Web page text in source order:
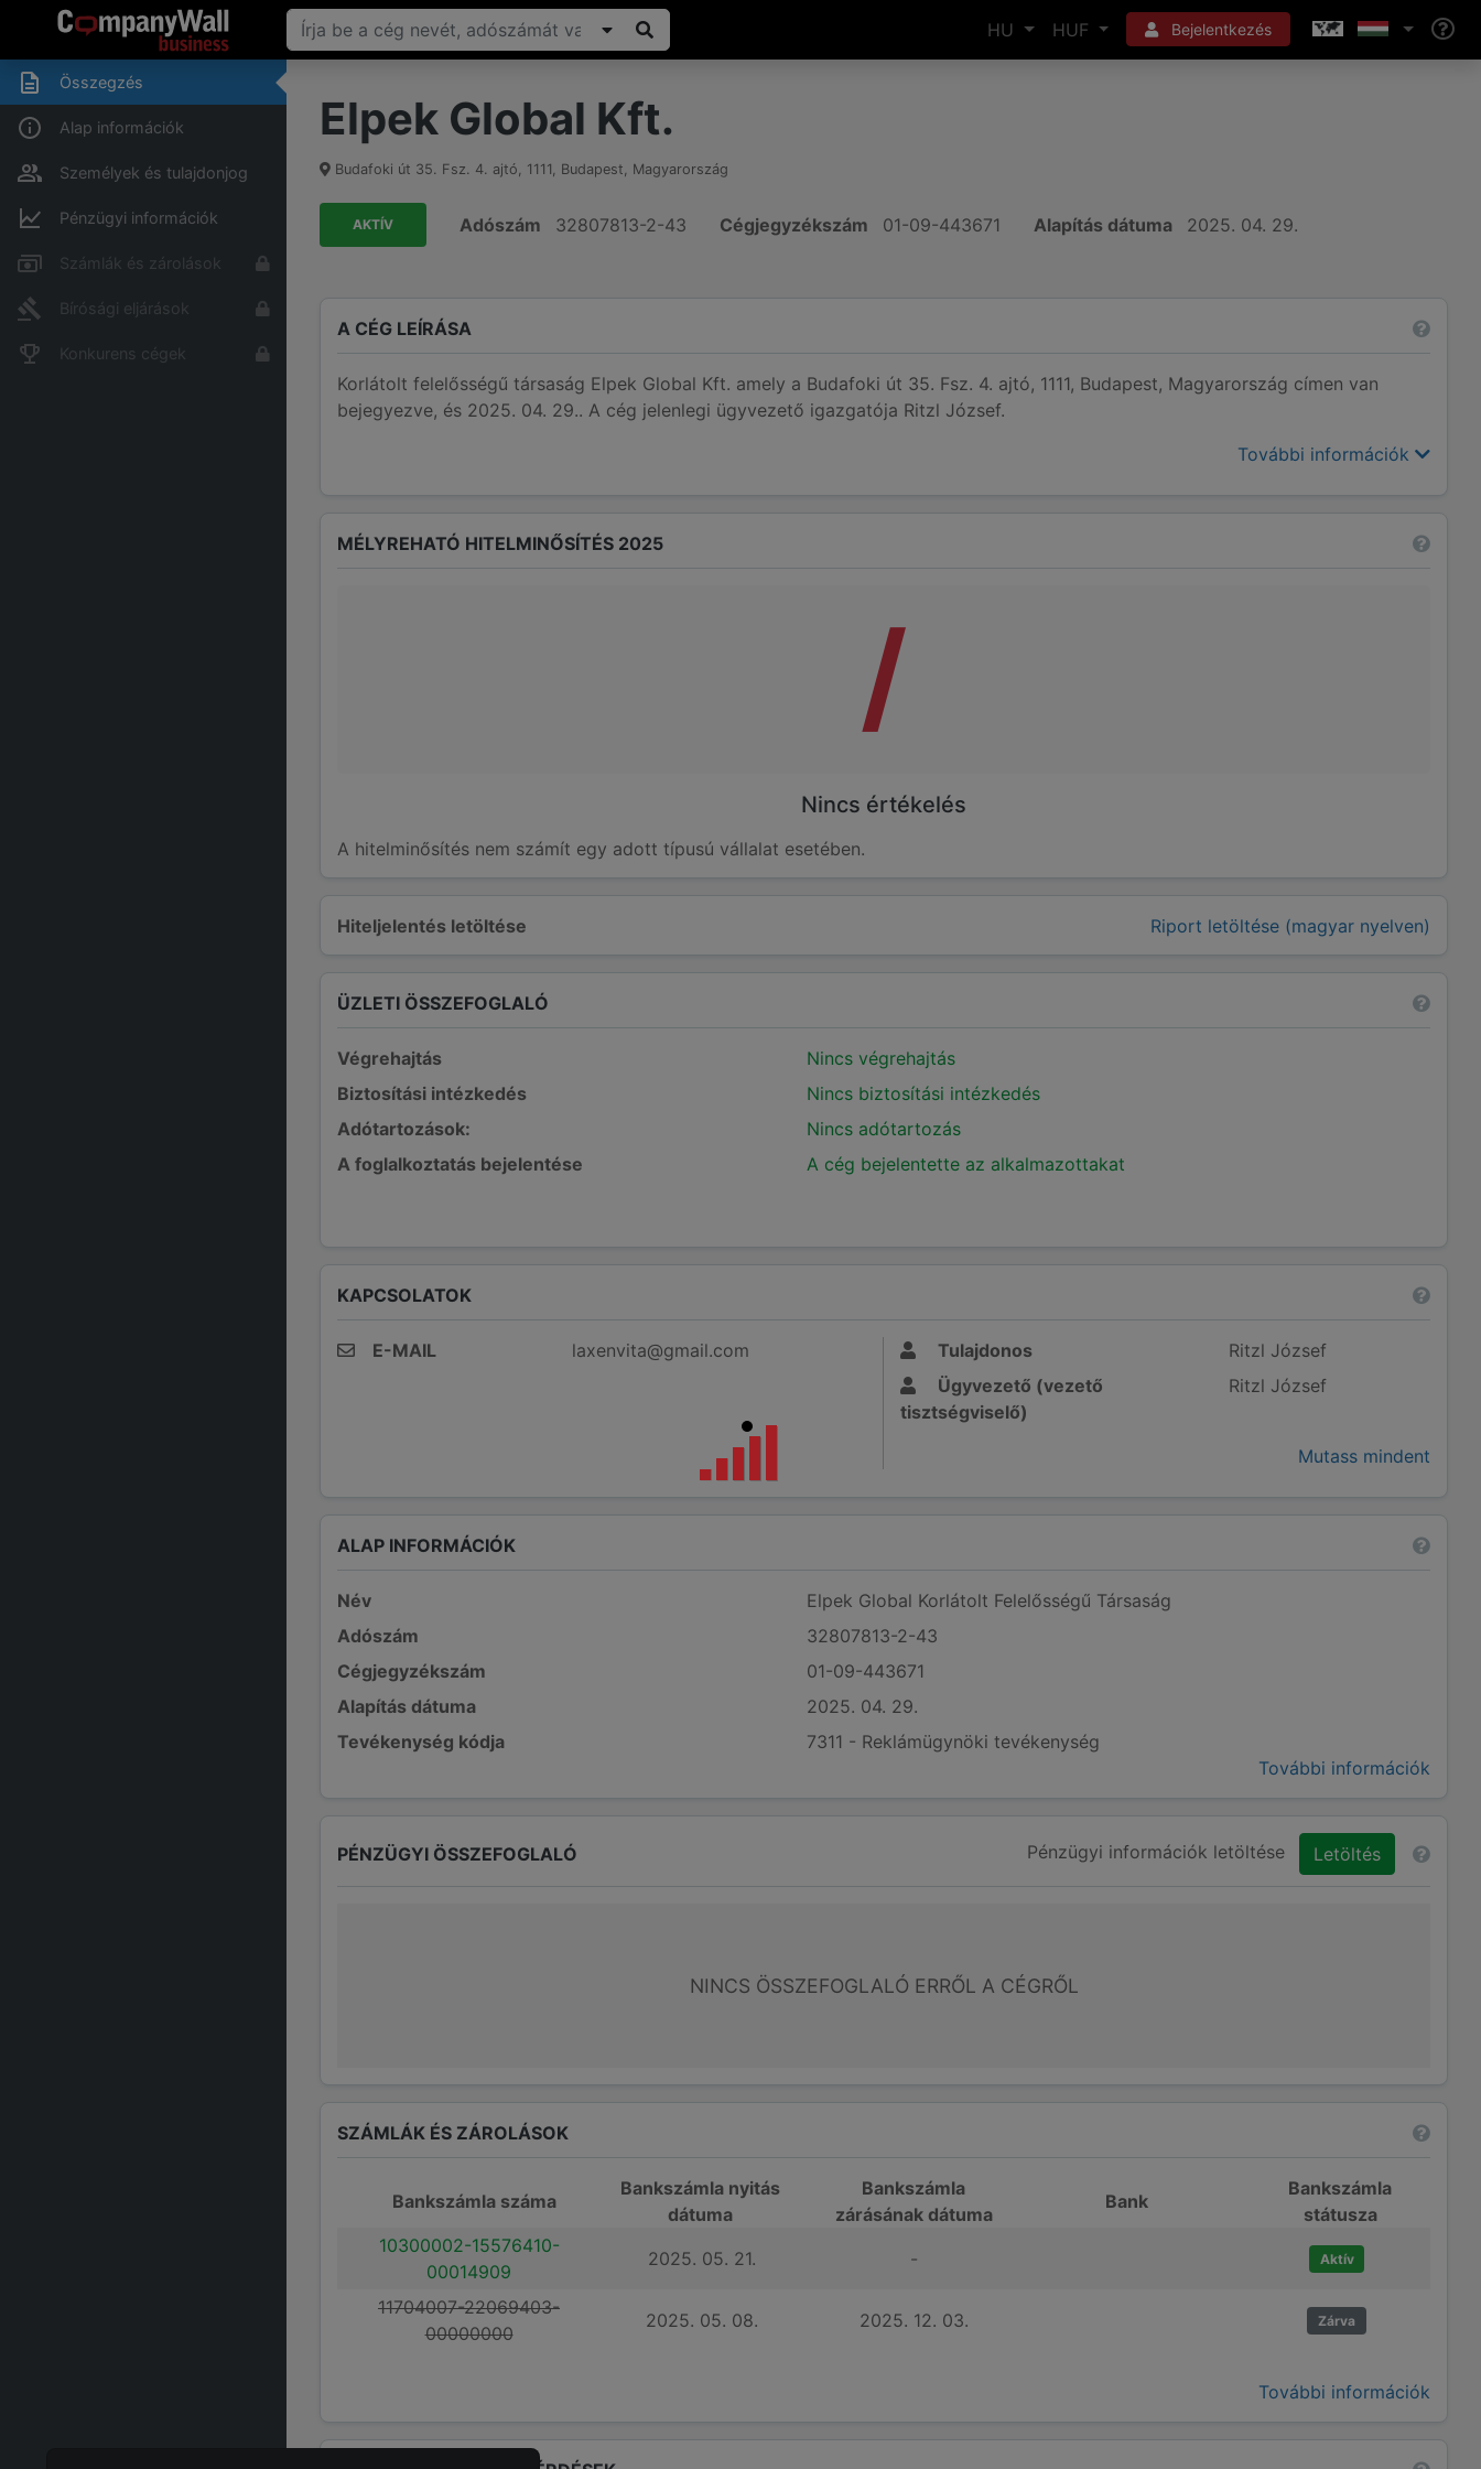
HU HUF Bejelentkezés
Összegzés
Alap információk
Személyek és tulajdonjog
Pénzügyi információk
Számlák és zárolások
Bírósági eljárások
Konkurens cégek
Elpek Global Kft.
Budafoki út 35. Fsz. 4. ajtó, 1111, Budapest, Magyarország
AKTÍV Adószám 32807813-2-43 Cégjegyzékszám 01-09-443671 Alapítás dátuma 2025. 04. 29.
A CÉG LEÍRÁSA
Korlátolt felelősségű társaság Elpek Global Kft. amely a Budafoki út 35. Fsz. 4. ajtó, 1111, Budapest, Magyarország címen van
bejegyezve, és 2025. 04. 29.. A cég jelenlegi ügyvezető igazgatója Ritzl József.
További információk
Hiteljelentés letöltése Riport letöltése (magyar nyelven)
MÉLYREHATÓ HITELMINŐSÍTÉS 2025
/
Nincs értékelés
A hitelminősítés nem számít egy adott típusú vállalat esetében.
ÜZLETI ÖSSZEFOGLALÓ
Végrehajtás
Nincs végrehajtás
Biztosítási intézkedés
Nincs biztosítási intézkedés
Adótartozások:
Nincs adótartozás
A foglalkoztatás bejelentése
A cég bejelentette az alkalmazottakat
KAPCSOLATOK
E-MAIL laxenvita@gmail.com Tulajdonos
Ritzl József
Ügyvezető (vezető
tisztségviselő)
Ritzl József
Mutass mindent
ALAP INFORMÁCIÓK
Név
Elpek Global Korlátolt Felelősségű Társaság
Adószám
32807813-2-43
Cégjegyzékszám
01-09-443671
Alapítás dátuma
2025. 04. 29.
Tevékenység kódja
7311 - Reklámügynöki tevékenység
További információk
PÉNZÜGYI ÖSSZEFOGLALÓ Pénzügyi információk letöltése Letöltés
NINCS ÖSSZEFOGLALÓ ERRŐL A CÉGRŐL
SZÁMLÁK ÉS ZÁROLÁSOK
Bankszámla száma
Bankszámla nyitás
dátuma
Bankszámla
zárásának dátuma
Bank
Bankszámla
státusza
10300002-15576410-
00014909
2025. 05. 21. - Aktív
11704007-22069403-
00000000
2025. 05. 08. 2025. 12. 03. Zárva
További információk